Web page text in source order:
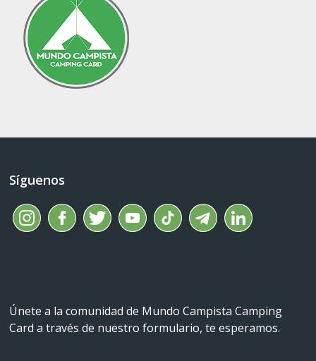
Síguenos
Únete a la comunidad de Mundo Campista Camping
Card a través de nuestro formulario, te esperamos.